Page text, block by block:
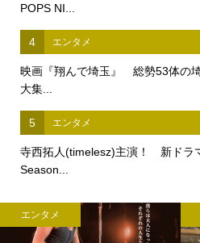
POPS NI...
4 エンタメ
映画『翔んで埼玉』 総勢53体の
大集...
5 エンタメ
寺西拓人(timelesz)主演！ 新ドラ
Season...
エンタメ